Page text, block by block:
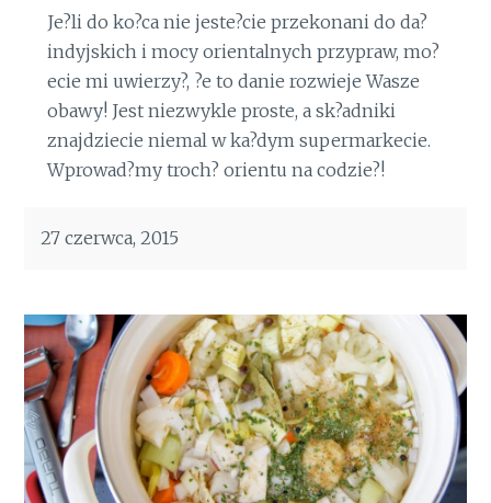
Je?li do ko?ca nie jeste?cie przekonani do da?
indyjskich i mocy orientalnych przypraw, mo?
ecie mi uwierzy?, ?e to danie rozwieje Wasze
obawy! Jest niezwykle proste, a sk?adniki
znajdziecie niemal w ka?dym supermarkecie.
Wprowad?my troch? orientu na codzie?!
27 czerwca, 2015